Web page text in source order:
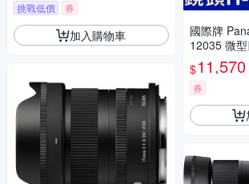
挑戰低價
券
加入購物車
國際牌
12035 微
X G X
$11,570
券